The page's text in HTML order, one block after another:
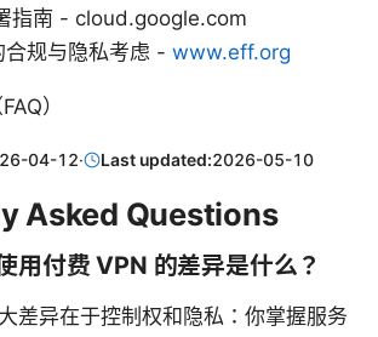
指南 - cloud.google.com
合规与隐私考虑 - www.eff.org
）
04-12· Last updated:2026-05-10
Asked Questions
用付费 VPN 的差异是什么？
差异在于控制权和隐私：你掌握服务